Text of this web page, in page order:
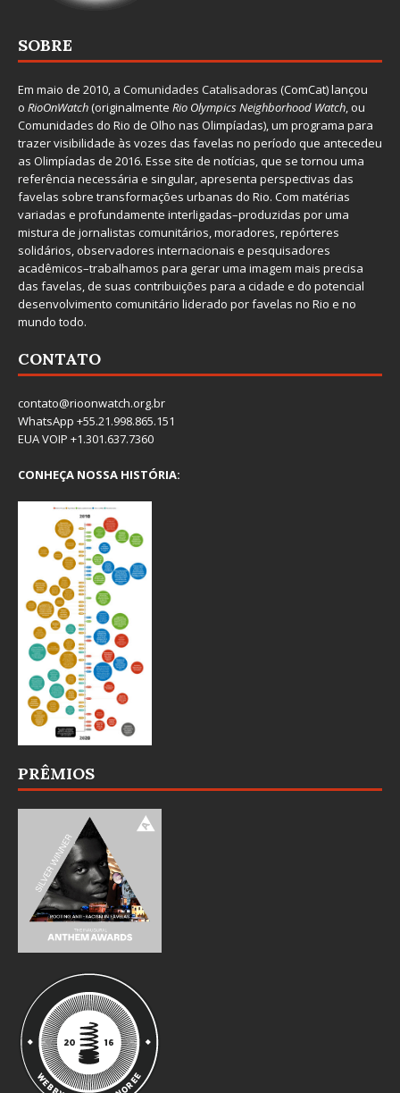
SOBRE
Em maio de 2010, a Comunidades Catalisadoras (ComCat) lançou
o RioOnWatch(originalmente Rio Olympics Neighborhood Watch, ou
Comunidades do Rio de Olho nas Olimpíadas), um programa para
trazer visibilidade às vozes das favelas no período que antecedeu
as Olimpíadas de 2016. Esse site de notícias, que se tornou uma
referência necessária e singular, apresenta perspectivas das
favelas sobre transformações urbanas do Rio. Com matérias
variadas e profundamente interligadas–produzidas por uma
mistura de jornalistas comunitários, moradores, repórteres
solidários, observadores internacionais e pesquisadores
acadêmicos–trabalhamos para gerar uma imagem mais precisa
das favelas, de suas contribuições para a cidade e do potencial
desenvolvimento comunitário liderado por favelas no Rio e no
mundo todo.
CONTATO
contato@rioonwatch.org.br
WhatsApp +55.21.998.865.151
EUA VOIP +1.301.637.7360
CONHEÇA NOSSA HISTÓRIA:
PRÊMIOS